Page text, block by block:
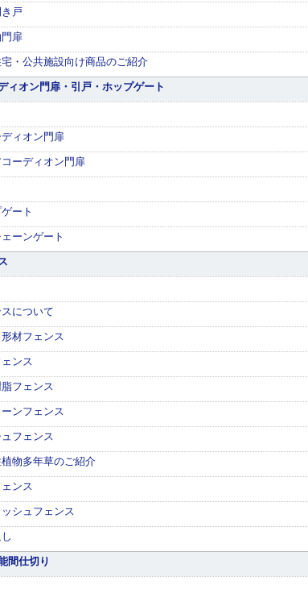
戸
扉
・公共施設向け商品のご紹介
ィオン門扉・引戸・ホップゲート
ィオン門扉
ーディオン門扉
ート
ーンゲート
について
材フェンス
ンス
フェンス
ンフェンス
ュフェンス
物多年草のご紹介
ンス
シュフェンス
間仕切り